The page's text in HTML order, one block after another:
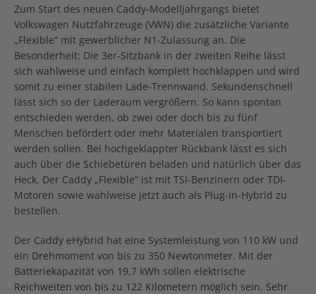
Zum Start des neuen Caddy-Modelljahrgangs bietet
Volkswagen Nutzfahrzeuge (VWN) die zusätzliche Variante
„Flexible“ mit gewerblicher N1-Zulassung an. Die
Besonderheit: Die 3er-Sitzbank in der zweiten Reihe lässt
sich wahlweise und einfach komplett hochklappen und wird
somit zu einer stabilen Lade-Trennwand. Sekundenschnell
lässt sich so der Laderaum vergrößern. So kann spontan
entschieden werden, ob zwei oder doch bis zu fünf
Menschen befördert oder mehr Materialen transportiert
werden sollen. Bei hochgeklappter Rückbank lässt es sich
auch über die Schiebetüren beladen und natürlich über das
Heck. Der Caddy „Flexible“ ist mit TSI-Benzinern oder TDI-
Motoren sowie wahlweise jetzt auch als Plug-in-Hybrid zu
bestellen.
Der Caddy eHybrid hat eine Systemleistung von 110 kW und
ein Drehmoment von bis zu 350 Newtonmeter. Mit der
Batteriekapazität von 19,7 kWh sollen elektrische
Reichweiten von bis zu 122 Kilometern möglich sein. Sehr